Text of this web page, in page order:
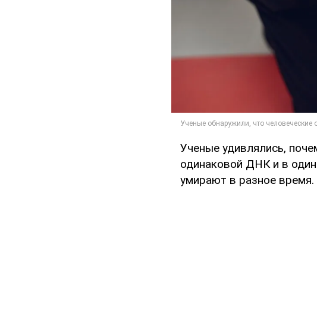
Ученые удивлялись,
одинаковой ДНК и в
умирают в разное время.